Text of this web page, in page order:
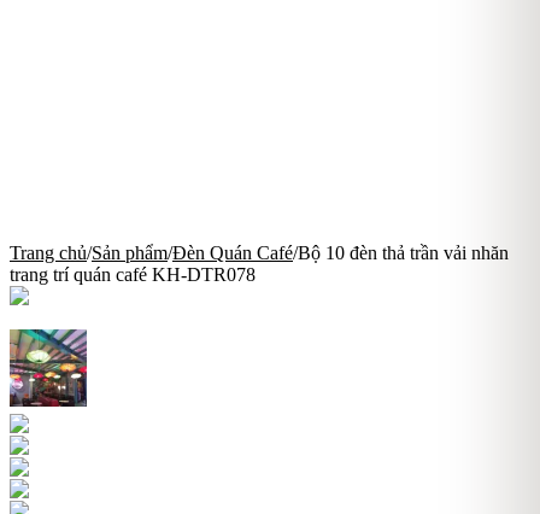
Trang chủ/Sản phẩm/Đèn Quán Café/Bộ 10 đèn thả trần vải nhăn
trang trí quán café KH-DTR078